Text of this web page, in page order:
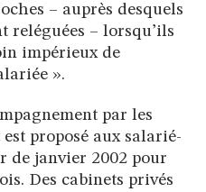
– auprès desquels
reléguées – lorsqu’ils
impérieux de
».
par les
proposé aux salarié-
de janvier 2002 pour
Des cabinets privés